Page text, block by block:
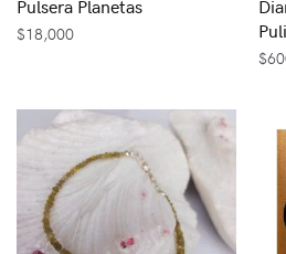
Pulsera Planetas
$18,000
$